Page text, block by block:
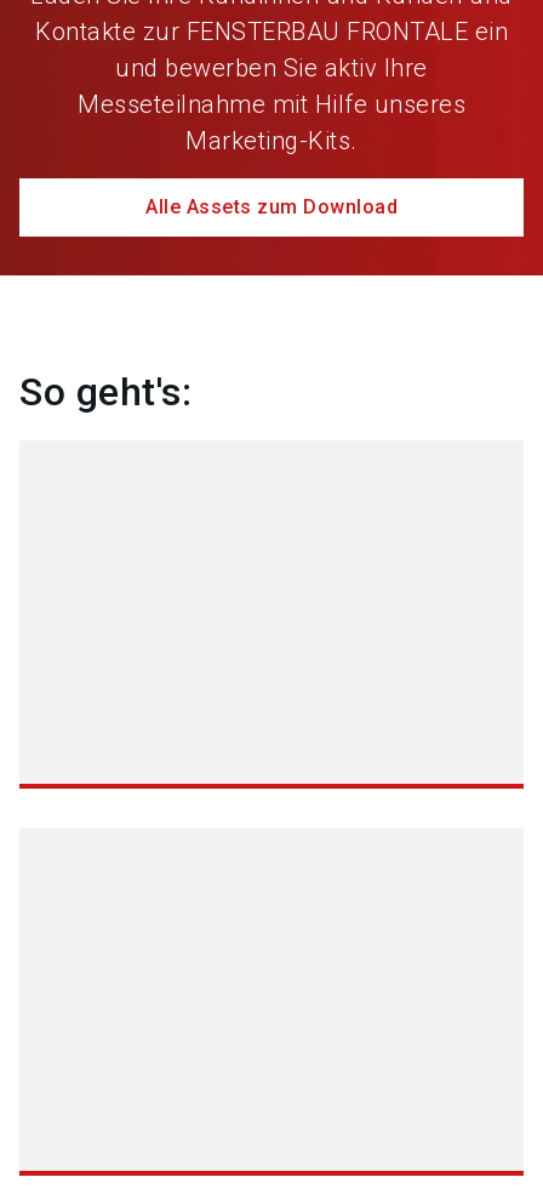
Kontakte zur FENSTERBAU FRONTALE ein
und bewerben Sie aktiv Ihre
Messeteilnahme mit Hilfe unseres
Marketing-Kits.
Alle Assets zum Download
So geht's: